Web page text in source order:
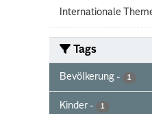
Internationale
Tags
Bevölkerung - 1
Kinder - 1